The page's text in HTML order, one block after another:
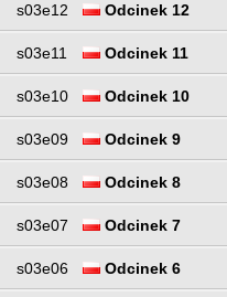
s03e12 Odcinek 12
s03e11 Odcinek 11
s03e10 Odcinek 10
s03e09 Odcinek 9
s03e08 Odcinek 8
s03e07 Odcinek 7
s03e06 Odcinek 6